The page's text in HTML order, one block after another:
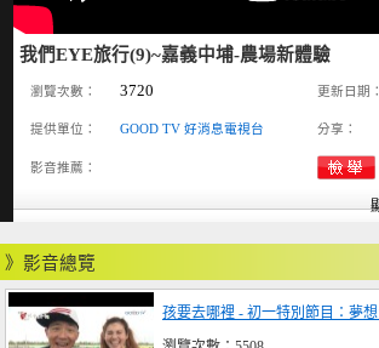
我們EYE旅行(9)~嘉義中埔-農場新體驗
瀏覽次數： 3720 更新日期：
提供單位： GOOD TV 好消息電視台 分享：
影音推薦：
》影音總覽
孩要去哪裡 - 初一特別節目：夢